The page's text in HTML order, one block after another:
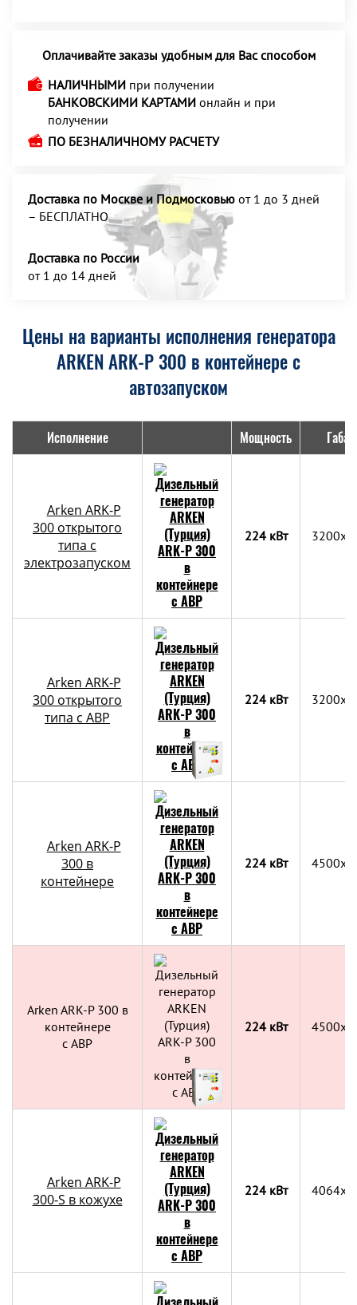
Оплачивайте заказы удобным для Вас способом
НАЛИЧНЫМИ при получении
БАНКОВСКИМИ КАРТАМИ онлайн и при
получении
ПО БЕЗНАЛИЧНОМУ РАСЧЕТУ
Доставка по Москве и Подмосковью от 1 до 3 дней
– БЕСПЛАТНО
Доставка по России
от 1 до 14 дней
Цены на варианты исполнения генератора
ARKEN ARK-P 300 в контейнере с
автозапуском
Исполнение Мощность
Arken ARK-P
300 открытого
типа с
электрозапуском
224 кВт
Arken ARK-P
300 открытого
типа с АВР
224 кВт
Arken ARK-P
300 в
контейнере
224 кВт
Arken ARK-P 300 в
контейнере
c АВР
224 кВт
Arken ARK-P
300-S в кожухе
224 кВт